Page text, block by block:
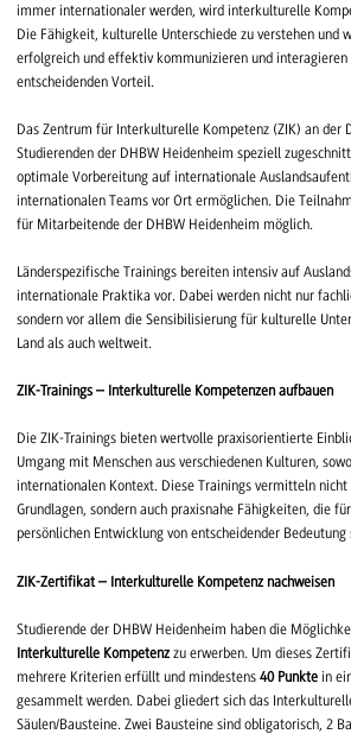
immer internationaler werden, wird interkulturelle
Die Fähigkeit, kulturelle Unterschiede zu verstehen und
erfolgreich und effektiv kommunizieren und interagieren
entscheidenden Vorteil.
Das Zentrum für Interkulturelle Kompetenz (ZIK) an der
Studierenden der DHBW Heidenheim speziell
optimale Vorbereitung auf internationale
internationalen Teams vor Ort ermöglichen. Die
für Mitarbeitende der DHBW Heidenheim möglich.
Länderspezifische Trainings bereiten intensiv auf
internationale Praktika vor. Dabei werden nicht nur
sondern vor allem die Sensibilisierung für kulturelle
Land als auch weltweit.
ZIK-Trainings – Interkulturelle Kompetenzen aufbauen
Die ZIK-Trainings bieten wertvolle praxisorientierte
Umgang mit Menschen aus verschiedenen Kulturen,
internationalen Kontext. Diese Trainings vermitteln
Grundlagen, sondern auch praxisnahe Fähigkeiten, die
persönlichen Entwicklung von entscheidender Bedeutung
ZIK-Zertifikat – Interkulturelle Kompetenz nachweisen
Studierende der DHBW Heidenheim haben die
Interkulturelle Kompetenz zu erwerben. Um dieses
mehrere Kriterien erfüllt und mindestens 40 Punkte in
gesammelt werden. Dabei gliedert sich das
Säulen/Bausteine. Zwei Bausteine sind obligatorisch, 2